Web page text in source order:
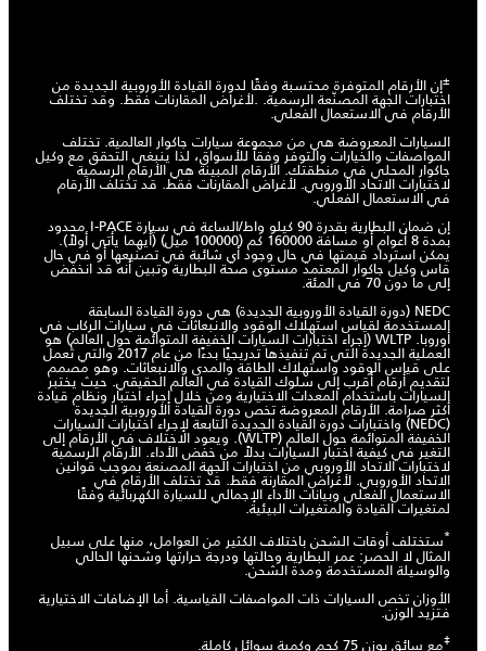
±إن الأرقام المتوفرة محتسبة وفقًا لدورة القيادة الأوروبية الجديدة من
اختبارات الجهة المصنّعة الرسمية. .لأغراض المقارنات فقط. وقد تختلف
الأرقام في الاستعمال الفعلي.
السيارات المعروضة هي من مجموعة سيارات جاكوار العالمية. تختلف
المواصفات والخيارات والتوفر وفقاً للأسواق، لذا ينبغي التحقق مع وكيل
جاكوار المحلي في منطقتك. الأرقام المبينة هي الأرقام الرسمية
لاختبارات الاتحاد الأوروبي. لأغراض المقارنات فقط. قد تختلف الأرقام
في الاستعمال الفعلي.
إن ضمان البطارية بقدرة 90 كيلو واط/الساعة في سيارة I-PACE محدود
بمدة 8 أعوام أو مسافة 160000 كم (100000 ميل) (أيهما يأتي أولاً).
يمكن استرداد قيمتها في حال وجود أي شائبة في تصنيعها أو في حال
قاس وكيل جاكوار المعتمد مستوى صحة البطارية وتبين أنه قد انخفض
إلى ما دون 70 في المئة.
NEDC (دورة القيادة الأوروبية الجديدة) هي دورة القيادة السابقة
المستخدمة لقياس استهلاك الوقود والانبعاثات في سيارات الركاب في
أوروبا. WLTP (إجراء اختبارات السيارات الخفيفة المتوائمة حول العالم) هو
العملية الجديدة التي تم تنفيذها تدريجيًا بدءًا من عام 2017 والتي تعمل
على قياس الوقود واستهلاك الطاقة والمدى والانبعاثات. وهو مصمم
لتقديم أرقام أقرب إلى سلوك القيادة في العالم الحقيقي. حيث يختبر
السيارات باستخدام المعدات الاختيارية ومن خلال إجراء اختبار ونظام قيادة
أكثر صرامة. الأرقام المعروضة تخص دورة القيادة الأوروبية الجديدة
(NEDC) واختبارات دورة القيادة الجديدة التابعة لإجراء اختبارات السيارات
الخفيفة المتوائمة حول العالم (WLTP). ويعود الاختلاف في الأرقام إلى
التغير في كيفية اختبار السيارات بدلاً من خفض الأداء. الأرقام الرسمية
لاختبارات الاتحاد الأوروبي من اختبارات الجهة المصنعة بموجب قوانين
الاتحاد الأوروبي. لأغراض المقارنة فقط. قد تختلف الأرقام في
الاستعمال الفعلي وبيانات الأداء الإجمالي للسيارة الكهربائية وفقًا
لمتغيرات القيادة والمتغيرات البيئية.
*ستختلف أوقات الشحن باختلاف الكثير من العوامل، منها على سبيل
المثال لا الحصر: عمر البطارية وحالتها ودرجة حرارتها وشحنها الحالي
والوسيلة المستخدمة ومدة الشحن.​
الأوزان تخص السيارات ذات المواصفات القياسية. أما الإضافات الاختيارية
فتزيد الوزن.
‡مع سائق بوزن 75 كجم وكمية سوائل كاملة. ​